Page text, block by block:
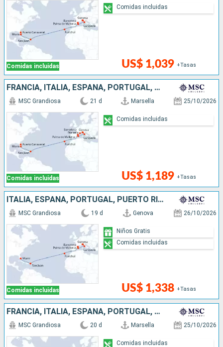
Comidas incluidas US$ 1,039 +Tasas
Comidas incluidas
FRANCIA, ITALIA, ESPAÑA, PORTUGAL, PUERTO RICO, ESTADOS UNIDOS
Comidas incluidas
MSC Grandiosa 21 d Marsella 25/10/2026
US$ 1,189 +Tasas
Comidas incluidas
ITALIA, ESPAÑA, PORTUGAL, PUERTO RICO, ESTADOS UNIDOS
Comidas incluidas
MSC Grandiosa 19 d Genova 26/10/2026
US$ 1,338 +Tasas
Niños Gratis
Comidas incluidas
FRANCIA, ITALIA, ESPAÑA, PORTUGAL, PUERTO RICO, ESTADOS UNIDOS
MSC Grandiosa 20 d Marsella 25/10/2026
Comidas incluidas